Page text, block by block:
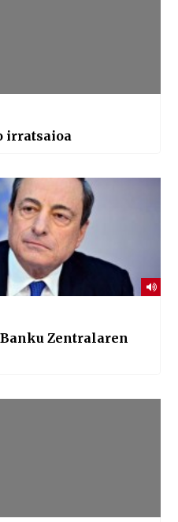
irratsaioa
Zentralaren